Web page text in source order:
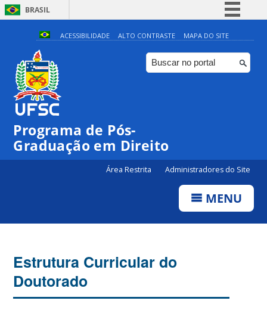
BRASIL
Simplifique!
Comunica BR
Participe
ACESSIBILIDADE ALTO CONTRASTE MAPA DO SITE
Programa de Pós-
Graduação em Direito
Área Restrita Administradores do Site
MENU
Estrutura Curricular do
Doutorado